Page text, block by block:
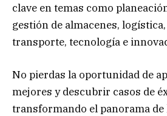
clave en temas como
gestión de almacenes,
transporte, tecnología e
No pierdas la oportunidad de
mejores y descubrir casos de
transformando el panorama de